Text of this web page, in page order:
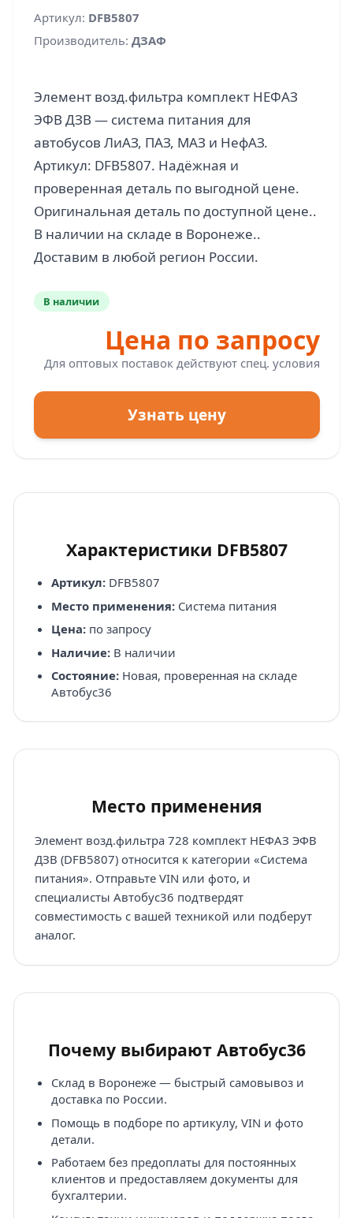
Артикул: DFB5807
Производитель: ДЗАФ
Элемент возд.фильтра комплект НЕФАЗ
ЭФВ ДЗВ — система питания для
автобусов ЛиАЗ, ПАЗ, МАЗ и НефАЗ.
Артикул: DFB5807. Надёжная и
проверенная деталь по выгодной цене.
Оригинальная деталь по доступной цене..
В наличии на складе в Воронеже..
В наличии
Цена по запросу
Для оптовых поставок действуют спец. условия
Узнать цену
Характеристики DFB5807
Артикул:DFB5807
Место применения:Система питания
Цена:по запросу
Наличие:В наличии
Состояние:Новая, проверенная на складе
Автобус36
Место применения
Элемент возд.фильтра 728 комплект НЕФАЗ ЭФВ
ДЗВ (DFB5807) относится к категории «Система
питания». Отправьте VIN или фото, и
специалисты Автобус36 подтвердят
совместимость с вашей техникой или подберут
аналог.
Почему выбирают Автобус36
Склад в Воронеже — быстрый самовывоз и
доставка по России.
Помощь в подборе по артикулу, VIN и фото
детали.
Работаем без предоплаты для постоянных
клиентов и предоставляем документы для
бухгалтерии.